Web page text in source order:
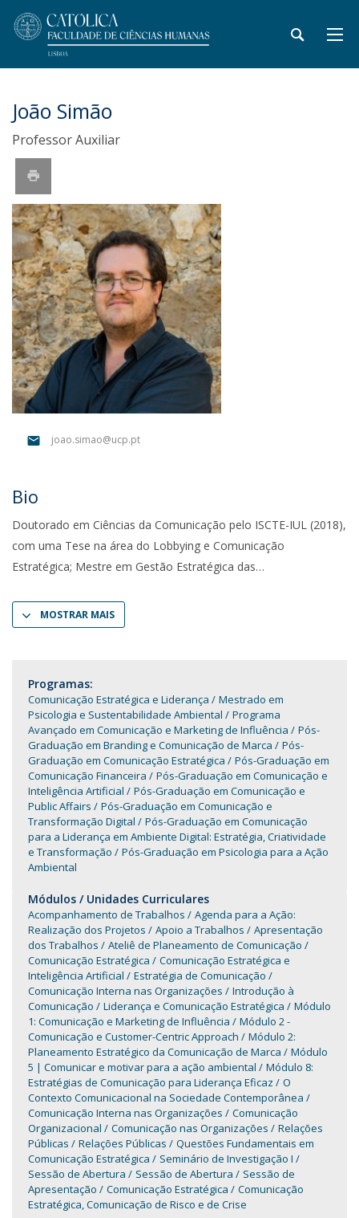
João Simão
Professor Auxiliar
joao.simao@ucp.pt
Bio
Doutorado em Ciências da Comunicação pelo ISCTE-IUL (2018),
com uma Tese na área do Lobbying e Comunicação
Estratégica; Mestre em Gestão Estratégica das
MOSTRAR MAIS
Programas:
Comunicação Estratégica e Liderança
Mestrado em
Psicologia e Sustentabilidade Ambiental
Programa
Avançado em Comunicação e Marketing de Influência
Pós-
Graduação em Branding e Comunicação de Marca
Pós-
Graduação em Comunicação Estratégica
Pós-Graduação em
Comunicação Financeira
Pós-Graduação em Comunicação e
Inteligência Artificial
Pós-Graduação em Comunicação e
Public Affairs
Pós-Graduação em Comunicação e
Transformação Digital
Pós-Graduação em Comunicação
para a Liderança em Ambiente Digital: Estratégia, Criatividade
e Transformação
Pós-Graduação em Psicologia para a Ação
Ambiental
Módulos / Unidades Curriculares
Acompanhamento de Trabalhos
Agenda para a Ação:
Realização dos Projetos
Apoio a Trabalhos
Apresentação
dos Trabalhos
Ateliê de Planeamento de Comunicação
Comunicação Estratégica
Comunicação Estratégica e
Inteligência Artificial
Estratégia de Comunicação
Comunicação Interna nas Organizações
Introdução à
Comunicação
Liderança e Comunicação Estratégica
Módulo
1: Comunicação e Marketing de Influência
Módulo 2 -
Comunicação e Customer-Centric Approach
Módulo 2:
Planeamento Estratégico da Comunicação de Marca
Módulo
5 | Comunicar e motivar para a ação ambiental
Módulo 8:
Estratégias de Comunicação para Liderança Eficaz
O
Contexto Comunicacional na Sociedade Contemporânea
Comunicação Interna nas Organizações
Comunicação
Organizacional
Comunicação nas Organizações
Relações
Públicas
Relações Públicas
Questões Fundamentais em
Comunicação Estratégica
Seminário de Investigação I
Sessão de Abertura
Sessão de Abertura
Sessão de
Apresentação
Comunicação Estratégica
Comunicação
Estratégica, Comunicação de Risco e de Crise